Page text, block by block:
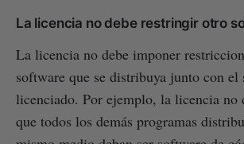
La licencia no debe restringir otro
La licencia no debe imponer
software que se distribuya junto con el
licenciado. Por ejemplo, la licencia no
que todos los demás programas